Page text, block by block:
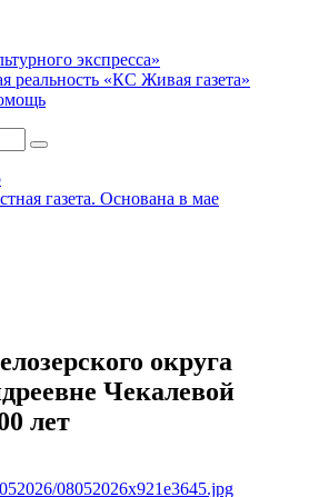
экспресса»
реальность «КС Живая газета»
газета. Основана в мае
округа
Чекалевой
лет